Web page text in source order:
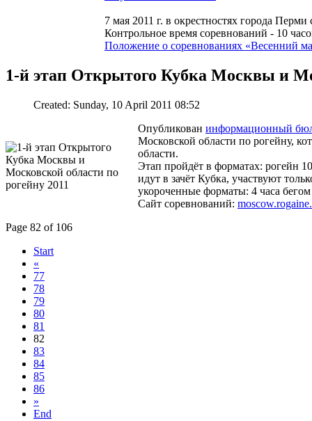
7 мая 2011 г. в окрестностях города
Контрольное время соревнований - 10
Положение о соревнованиях «Весенний
1-й этап Открытого Кубка Москвы и
Created: Sunday, 10 April 2011 08:52
Опубликован информационный
Московской области по рогейну,
области.
Этап пройдёт в форматах: рогейн
идут в зачёт Кубка, участвуют
укороченные форматы: 4 часа
Сайт соревнований:
Page 82 of 106
Start
«
77
78
79
80
81
82
83
84
85
86
»
End